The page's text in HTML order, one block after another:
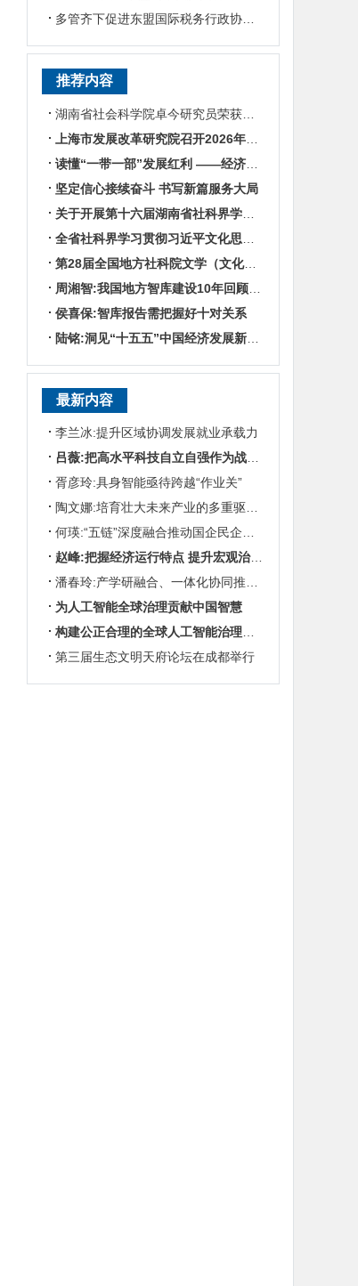
多管齐下促进东盟国际税务行政协助与合作发展
推荐内容
湖南省社会科学院卓今研究员荣获第九届鲁迅文学奖
上海市发展改革研究院召开2026年半年度工作会议
读懂“一带一部”发展红利 ——经济学专家谈湖南区位优势
坚定信心接续奋斗 书写新篇服务大局
关于开展第十六届湖南省社科界学术年会征文活动的通知
第28届全国地方社科院文学（文化）所所长联席会暨“数智时代地方文化IP建设”学术研讨
周湘智:我国地方智库建设10年回顾与展望
侯喜保:智库报告需把握好十对关系
陆铭:洞见“十五五”中国经济发展新趋势——对话上海交通大学中国发展研究院执行院长陆铭
最新内容
李兰冰:提升区域协调发展就业承载力
吕薇:把高水平科技自立自强作为战略支撑
胥彦玲:具身智能亟待跨越“作业关”
陶文娜:培育壮大未来产业的多重驱动机制
何瑛:“五链”深度融合推动国企民企协同发展
赵峰:把握经济运行特点 提升宏观治理效能
潘春玲:产学研融合、一体化协同推动农业科技创新
为人工智能全球治理贡献中国智慧
构建公正合理的全球人工智能治理体系
第三届生态文明天府论坛在成都举行